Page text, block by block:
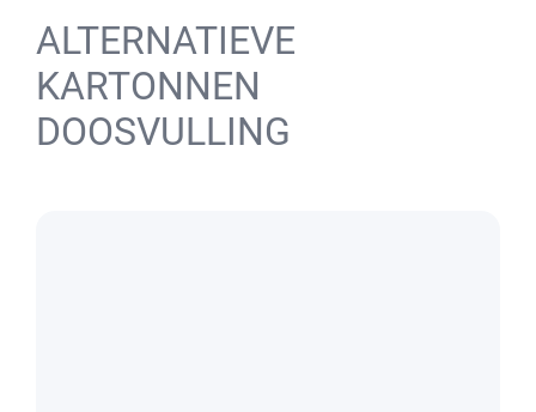
ALTERNATIEVE
KARTONNEN
DOOSVULLING